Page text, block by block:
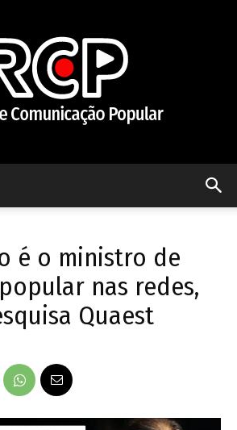
Popular
é o ministro de
nas redes,
Quaest